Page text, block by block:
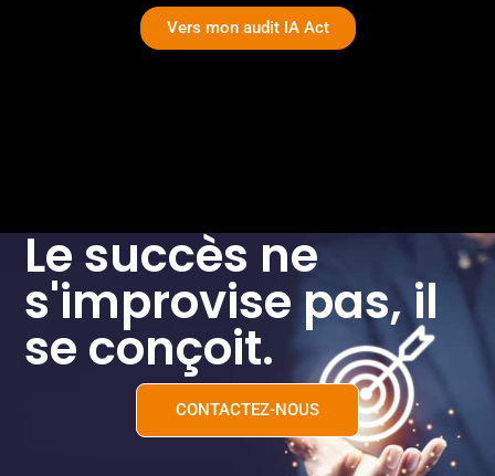
Vers mon audit IA Act
Le succès ne
s'improvise pas, il
se conçoit.
CONTACTEZ-NOUS